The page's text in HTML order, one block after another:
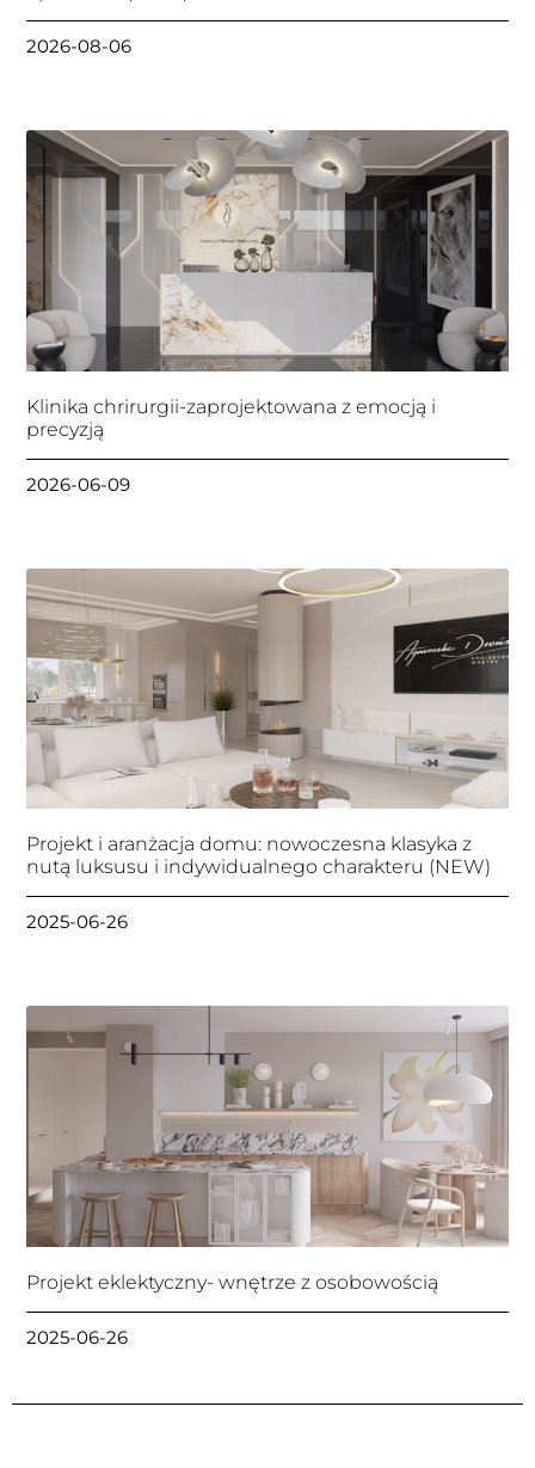
2026-08-06
Klinika chrirurgii-zaprojektowana z emocją i
precyzją
2026-06-09
Projekt i aranżacja domu: nowoczesna klasyka z
nutą luksusu i indywidualnego charakteru (NEW)
2025-06-26
Projekt eklektyczny- wnętrze z osobowością
2025-06-26